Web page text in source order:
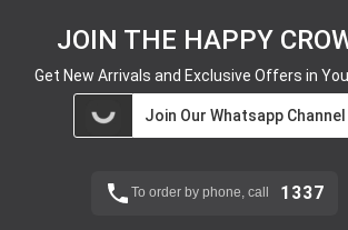
JOIN THE HAPPY
Get New Arrivals and Exclusive Offers in
Join Our Whatsapp Channel
To order by phone, call 1337